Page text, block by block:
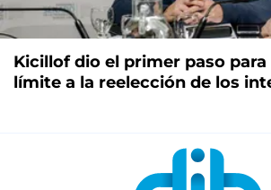
Kicillof dio el primer paso
límite a la reelección de los